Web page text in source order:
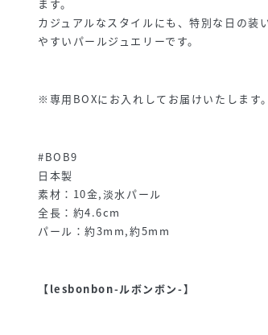
ます。
カジュアルなスタイルにも、特別な日の装
やすいパールジュエリーです。
※専用BOXにお入れしてお届けいたします。
#BOB9
日本製
素材：10金,淡水パール
全長：約4.6cm
パール：約3mm,約5mm
【lesbonbon-ルボンボン-】